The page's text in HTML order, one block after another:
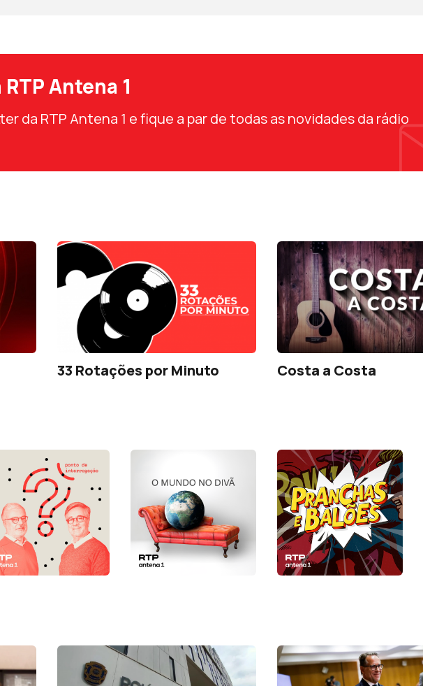
Antena 1
da RTP Antena 1 e fique a par de todas as novidades da rádio
33 Rotações por Minuto Costa a Costa